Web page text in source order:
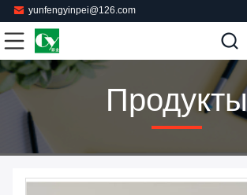
yunfengyinpei@126.com
Продукты